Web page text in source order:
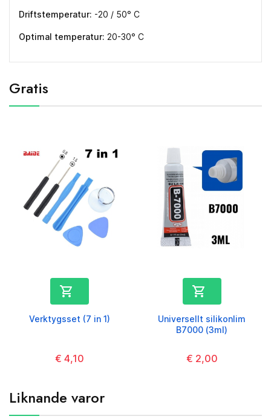
Driftstemperatur: -20 / 50° C
Optimal temperatur: 20-30° C
Gratis

Verktygsset (7 in 1)
Kaina
€ 4,10

Universellt silikonlim
B7000 (3ml)
Kaina
€ 2,00
Liknande varor